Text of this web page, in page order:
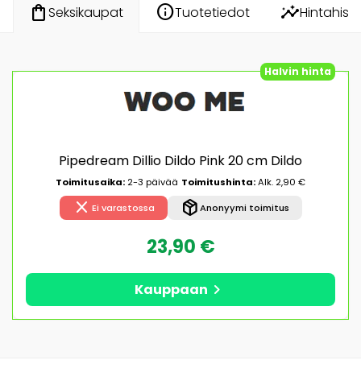
shopping_bagSeksikaupat infoTuotetiedot insights
Halvin hinta
Pipedream Dillio Dildo Pink 20 cm Dildo
Toimitusaika: 2-3 päivää Toimitushinta:Alk. 2,90 €
close Ei varastossa package_2Anonyymi toimitus
23,90 €
Kauppaan chevron_right